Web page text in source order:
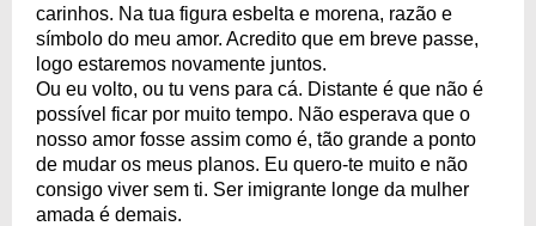
carinhos. Na tua figura esbelta e morena, razão e
símbolo do meu amor. Acredito que em breve passe,
logo estaremos novamente juntos.
Ou eu volto, ou tu vens para cá. Distante é que não é
possível ficar por muito tempo. Não esperava que o
nosso amor fosse assim como é, tão grande a ponto
de mudar os meus planos. Eu quero-te muito e não
consigo viver sem ti. Ser imigrante longe da mulher
amada é demais.